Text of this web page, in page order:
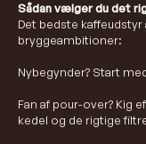
Sådan vælger du det
Det bedste
bryggeambitioner:
Nybegynder? Start
Fan af pour-over? Kig
kedel og de rigtige